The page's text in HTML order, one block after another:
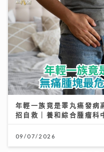
年輕一族竟是睪丸癌發病
招自救｜養和綜合腫瘤科
09/07/2026